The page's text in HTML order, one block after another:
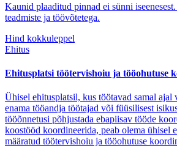
Kaunid plaaditud pinnad ei sünni
teadmiste ja töövõtetega.
Hind kokkuleppel
Ehitus
Ehitusplatsi töötervishoiu ja tööohutuse
Ühisel ehitusplatsil, kus töötavad samal
enama tööandja töötajad või füüsilisest
tööõnnetusi põhjustada ebapiisav tööde
koostööd koordineerida, peab olema ühisel
määratud töötervishoiu ja tööohutuse